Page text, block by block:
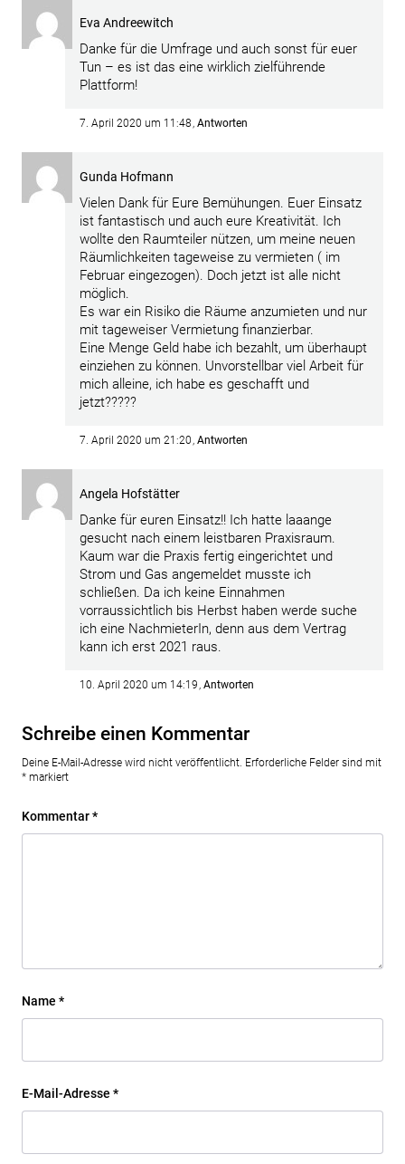
Eva Andreewitch
Danke für die Umfrage und auch sonst für euer
Tun – es ist das eine wirklich zielführende
Plattform!
7. April 2020 um 11:48 Antworten
Gunda Hofmann
Vielen Dank für Eure Bemühungen. Euer Einsatz
ist fantastisch und auch eure Kreativität. Ich
wollte den Raumteiler nützen, um meine neuen
Räumlichkeiten tageweise zu vermieten ( im
Februar eingezogen). Doch jetzt ist alle nicht
möglich.
Es war ein Risiko die Räume anzumieten und nur
mit tageweiser Vermietung finanzierbar.
Eine Menge Geld habe ich bezahlt, um überhaupt
einziehen zu können. Unvorstellbar viel Arbeit für
mich alleine, ich habe es geschafft und
jetzt?????
7. April 2020 um 21:20 Antworten
Angela Hofstätter
Danke für euren Einsatz!! Ich hatte laaange
gesucht nach einem leistbaren Praxisraum.
Kaum war die Praxis fertig eingerichtet und
Strom und Gas angemeldet musste ich
schließen. Da ich keine Einnahmen
vorraussichtlich bis Herbst haben werde suche
ich eine NachmieterIn, denn aus dem Vertrag
kann ich erst 2021 raus.
10. April 2020 um 14:19 Antworten
Schreibe einen Kommentar
Deine E-Mail-Adresse wird nicht veröffentlicht. Erforderliche Felder sind mit
* markiert
Kommentar*
Name *
E-Mail-Adresse *